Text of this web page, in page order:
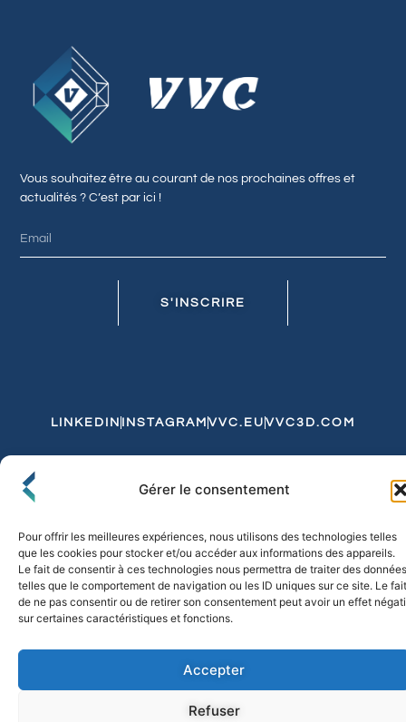
Gérer le consentement
Pour offrir les meilleures expériences, nous utilisons des technologies telles
que les cookies pour stocker et/ou accéder aux informations des appareils.
Le fait de consentir à ces technologies nous permettra de traiter des données
telles que le comportement de navigation ou les ID uniques sur ce site. Le fait
de ne pas consentir ou de retirer son consentement peut avoir un effet
sur certaines caractéristiques et fonctions.
Accepter
Refuser
Vous souhaitez être au courant de nos prochaines offres et
actualités ? C’est par ici !
S'INSCRIRE
LINKEDIN INSTAGRAM VVC.EU VVC3D.COM
Politique de Confidentialité et de CookiesExpédition et Livraison
© 2026 FLO & CO. All Rights Reserved